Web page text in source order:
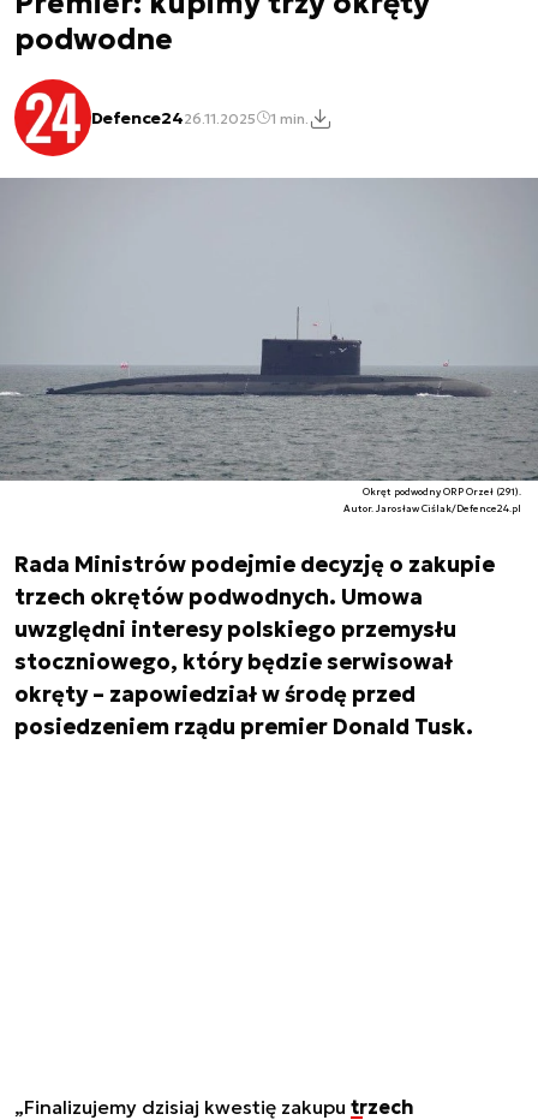
podwodne
Defence2426.11.2025 1 min.
Okręt podwodny ORP Orzeł (291).
Autor. Jarosław Ciślak/Defence24.pl
Rada Ministrów podejmie decyzję o zakupie
trzech okrętów podwodnych. Umowa
uwzględni interesy polskiego przemysłu
stoczniowego, który będzie serwisował
okręty – zapowiedział w środę przed
posiedzeniem rządu premier Donald Tusk.
„Finalizujemy dzisiaj kwestię zakupu trzech